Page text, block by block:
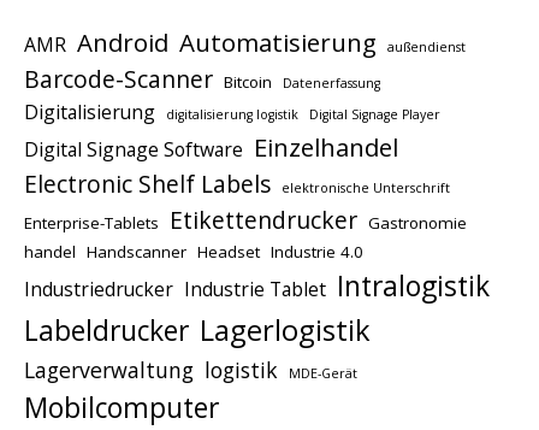
AMR Android Automatisierung außendienst
Barcode-Scanner Bitcoin Datenerfassung
Digitalisierung digitalisierung logistik Digital Signage Player
Digital Signage Software Einzelhandel
Electronic Shelf Labels elektronische Unterschrift
Enterprise-Tablets Etikettendrucker Gastronomie
handel Handscanner Headset Industrie 4.0
Industriedrucker Industrie Tablet Intralogistik
Labeldrucker Lagerlogistik
Lagerverwaltung logistik MDE-Gerät
Mobilcomputer